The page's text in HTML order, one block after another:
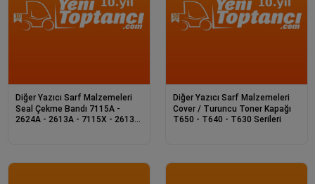
Diğer Yazıcı Sarf Malzemeleri
Seal Çekme Bandı 7115A -
2624A - 2613A - 7115X - 2613X
Diğer Yazıcı Sarf Malzemeleri
Cover / Turuncu Toner Kapağı
T650 - T640 - T630 Serileri